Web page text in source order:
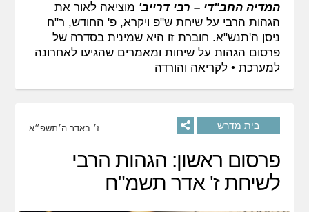
המדיה החב"די – רבי דרייב' מוציאה לאור את
הגהות הרבי על שיחת ש"פ ויקרא, פ' החודש, ר"ח
ניסן ה'תנש"א. חוברת זו היא שמינית בסדרה של
פרסום הגהות על שיחות ומאמרים שהגיעו לאחרונה
למערכת •לקריאה והורדה
בית מדרש ז׳ באדר ה׳תשפ״א
פרסום ראשון: הגהות הרבי
לשיחת ז' אדר תשמ"ח